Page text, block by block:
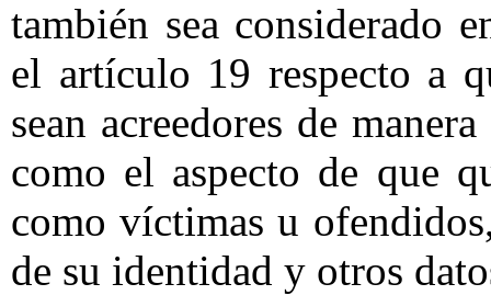
también sea considerado
el artículo 19 respecto a
sean acreedores de
como el aspecto de que
como víctimas u
de su identidad y otros